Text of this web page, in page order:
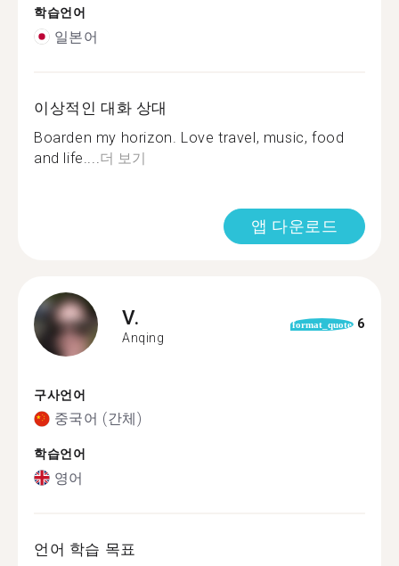
학습언어
일본어
이상적인 대화 상대
Boarden my horizon. Love travel, music, food
and life.... 더 보기
앱 다운로드
V.
Anqing
format_quote 6
구사언어
중국어 (간체)
학습언어
영어
언어 학습 목표